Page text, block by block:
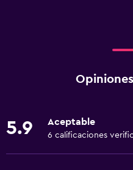
5.9 Aceptable
6 calificaciones